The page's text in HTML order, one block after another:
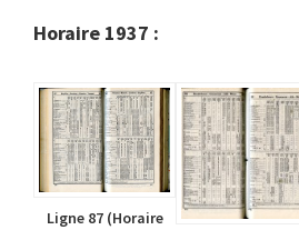
Horaire 1937 :
Ligne 87 (Horaire